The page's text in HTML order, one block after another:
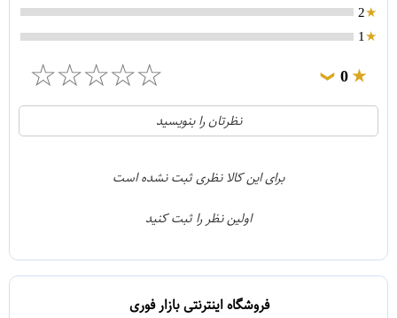
2
1
0
❯
☆
☆
☆
☆
☆
0
0
نظرتان را بنویسید
برای این کالا نظری ثبت نشده است
اولین نظر را ثبت کنید
فروشگاه اینترنتی بازار فوری